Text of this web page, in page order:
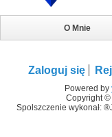
O Mnie
Zaloguj się
Powered by
Copyright ©
Spolszczenie wykonał: